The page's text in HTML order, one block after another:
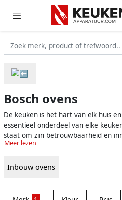
Bosch ovens
De keuken is het hart van elk huis
essentieel onderdeel van elke
staat om zijn betrouwbaarheid en
aan ovens om aan elke behoefte en
oven die jouw maaltijden naar een
Meer lezen
Inbouw ovens